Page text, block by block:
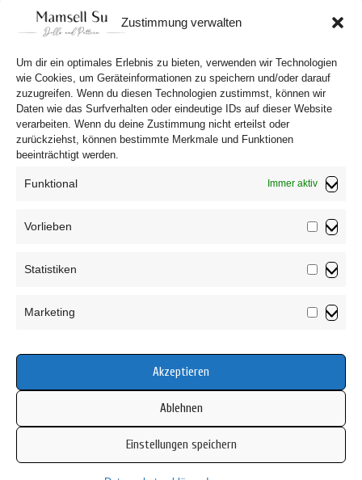
Zustimmung verwalten
Um dir ein optimales Erlebnis zu bieten, verwenden wir Technologien
wie Cookies, um Geräteinformationen zu speichern und/oder darauf
zuzugreifen. Wenn du diesen Technologien zustimmst, können wir
Daten wie das Surfverhalten oder eindeutige IDs auf dieser Website
verarbeiten. Wenn du deine Zustimmung nicht erteilst oder
zurückziehst, können bestimmte Merkmale und Funktionen
beeinträchtigt werden.
Funktional Immer aktiv
Vorlieben
Statistiken
Marketing
Akzeptieren
Ablehnen
Einstellungen speichern
geht findet ihr im heutigen Rezept.
Cookie-Richtlinie (EU)
Copyright © 2026 Mamsell Su